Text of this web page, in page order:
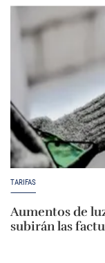
TARIFAS
Aumentos de
subirán las